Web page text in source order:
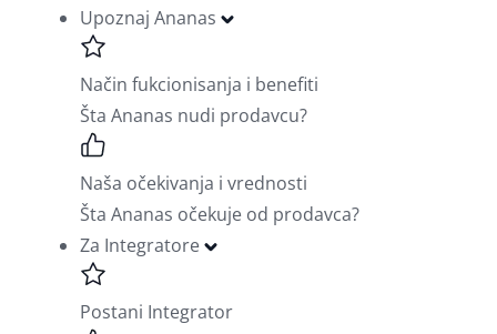
Upoznaj Ananas
Način fukcionisanja i benefiti
Šta Ananas nudi prodavcu?
Naša očekivanja i vrednosti
Šta Ananas očekuje od prodavca?
Za Integratore
Postani Integrator